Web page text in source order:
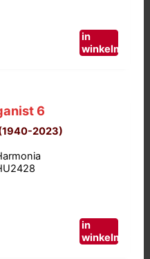
in
winkelmand
6
2023)
in
winkelmand